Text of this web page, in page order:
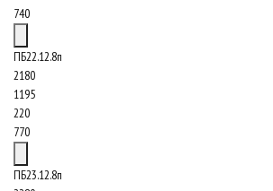
740
ПБ22.12.8п
2180
1195
220
770
ПБ23.12.8п